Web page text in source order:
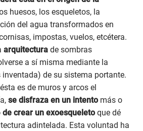
huesos, los esqueletos, la
del agua transformados en
impostas, vuelos, etcétera.
arquitectura de sombras
a sí misma mediante la
de su sistema portante.
es de muros y arcos el
se disfraza en un intentomás o
de crear un exoesqueletoque dé
adintelada. Esta voluntad ha